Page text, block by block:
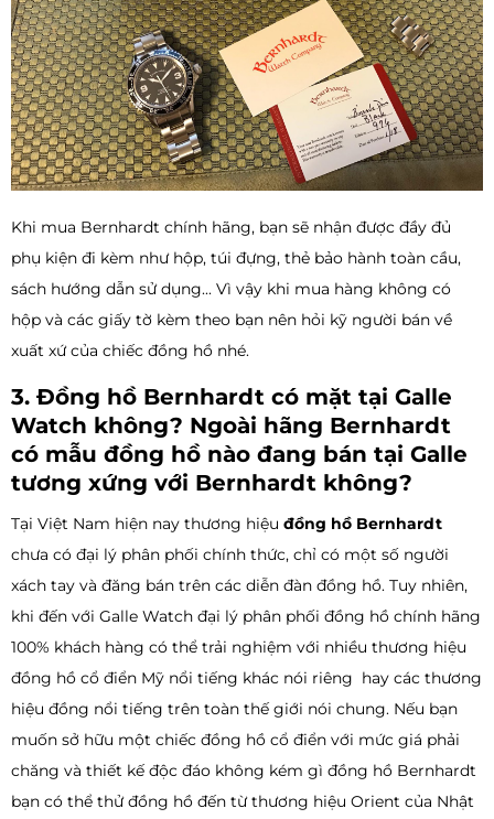
Khi mua Bernhardt chính hãng, bạn sẽ nhận được đầy đủ
phụ kiện đi kèm như hộp, túi đựng, thẻ bảo hành toàn cầu,
sách hướng dẫn sử dụng... Vì vậy khi mua hàng không có
hộp và các giấy tờ kèm theo bạn nên hỏi kỹ người bán về
xuất xứ của chiếc đồng hồ nhé.
3. Đồng hồ Bernhardt có mặt tại Galle
Watch không? Ngoài hãng Bernhardt
có mẫu đồng hồ nào đang bán tại Galle
tương xứng với Bernhardt không?
Tại Việt Nam hiện nay thương hiệu đồng hồ Bernhardt
chưa có đại lý phân phối chính thức, chỉ có một số người
xách tay và đăng bán trên các diễn đàn đồng hồ. Tuy nhiên,
khi đến với Galle Watch đại lý phân phối đồng hồ chính hãng
100% khách hàng có thể trải nghiệm với nhiều thương hiệu
đồng hồ cổ điển Mỹ nổi tiếng khác nói riêng hay các thương
hiệu đồng nổi tiếng trên toàn thế giới nói chung. Nếu bạn
muốn sở hữu một chiếc đồng hồ cổ điển với mức giá phải
chăng và thiết kế độc đáo không kém gì đồng hồ Bernhardt
bạn có thể thử đồng hồ đến từ thương hiệu Orient của Nhật